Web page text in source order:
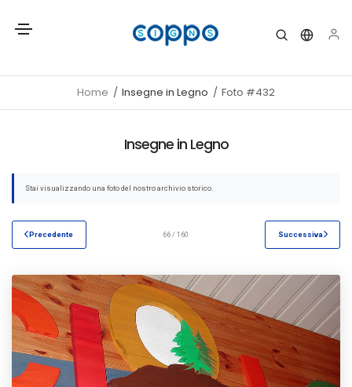
Home Insegne in Legno Foto #432
Insegne in Legno
Stai visualizzando una foto del nostro archivio storico.
Precedente 66 / 160 Successiva